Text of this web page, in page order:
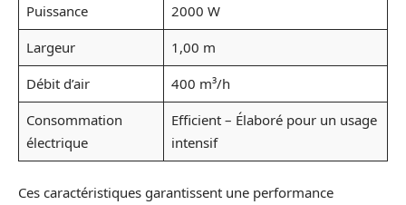
Puissance
2000 W
Largeur
1,00 m
Débit d’air
400 m³/h
Consommation
électrique
Efficient – Élaboré pour un usage
intensif
Ces caractéristiques garantissent une performance